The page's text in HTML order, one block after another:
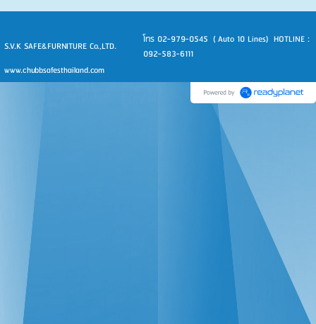
S.V.K SAFE&FURNITURE Co.,LTD.
โทร 02-979-0545 ( Auto 10 Lines) HOTLINE :
092-583-6111
www.chubbsafesthailand.com